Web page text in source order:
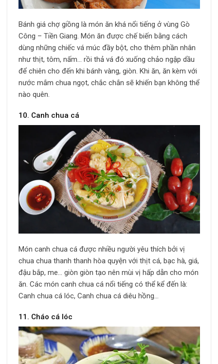
Bánh giá chợ giồng là món ăn khá nổi tiếng ở vùng Gò
Công – Tiền Giang. Món ăn được chế biến bằng cách
dùng những chiếc vá múc đầy bột, cho thêm phần nhân
như thịt, tôm, nấm… rồi thả vá đó xuống chảo ngập dầu
để chiên cho đến khi bánh vàng, giòn. Khi ăn, ăn kèm với
nước mắm chua ngọt, chắc chắn sẽ khiến bạn không thể
nào quên.
10. Canh chua cá
Món canh chua cá được nhiều người yêu thích bởi vị
chua chua thanh thanh hòa quyện với thịt cá, bạc hà, giá,
đậu bắp, me… giòn giòn tạo nên mùi vị hấp dẫn cho món
ăn. Các món canh chua cá nổi tiếng có thể kể đến là:
Canh chua cá lóc, Canh chua cá diêu hồng…
11. Cháo cá lóc